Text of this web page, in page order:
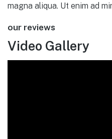
magna aliqua. Ut enim ad
our reviews
Video Gallery